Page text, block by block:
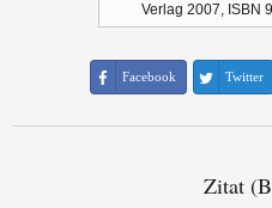
Verlag 2007, ISBN
Facebook Twitter
Zitat